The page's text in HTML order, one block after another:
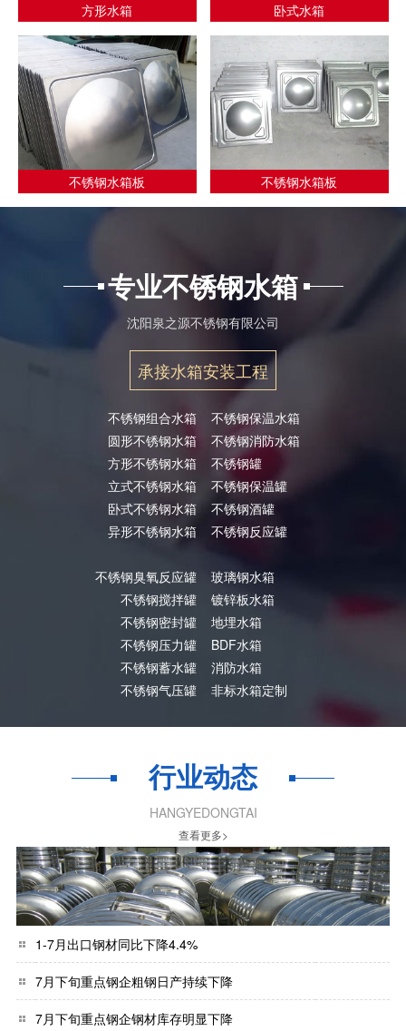
方形水箱 卧式水箱
不锈钢水箱板 不锈钢水箱板
专业不锈钢水箱
沈阳泉之源不锈钢有限公司
承接水箱安装工程
不锈钢组合水箱
圆形不锈钢水箱
方形不锈钢水箱
立式不锈钢水箱
卧式不锈钢水箱
异形不锈钢水箱
不锈钢臭氧反应罐
不锈钢搅拌罐
不锈钢密封罐
不锈钢压力罐
不锈钢蓄水罐
不锈钢气压罐
不锈钢保温水箱
不锈钢消防水箱
不锈钢罐
不锈钢保温罐
不锈钢酒罐
不锈钢反应罐
玻璃钢水箱
镀锌板水箱
地埋水箱
BDF水箱
消防水箱
非标水箱定制
行业动态
HANGYEDONGTAI
查看更多>
1-7月出口钢材同比下降4.4%
7月下旬重点钢企粗钢日产持续下降
7月下旬重点钢企钢材库存明显下降